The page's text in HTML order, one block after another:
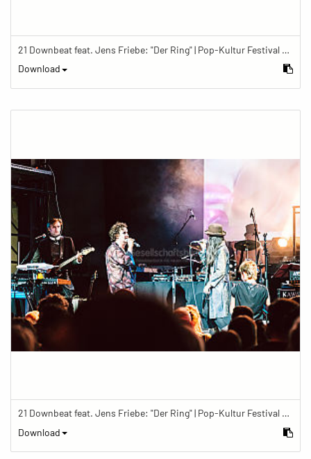
21 Downbeat feat. Jens Friebe: "Der Ring" | Pop-Kultur Festival 2019
Download
21 Downbeat feat. Jens Friebe: "Der Ring" | Pop-Kultur Festival 2019
Download